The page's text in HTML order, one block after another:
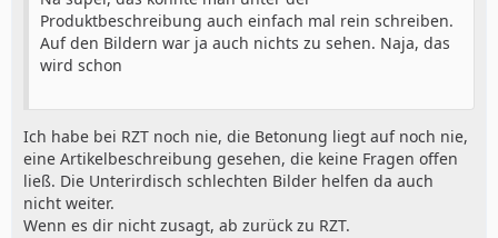
Produktbeschreibung auch einfach mal rein schreiben.
Auf den Bildern war ja auch nichts zu sehen. Naja, das
wird schon
Ich habe bei RZT noch nie, die Betonung liegt auf noch nie,
eine Artikelbeschreibung gesehen, die keine Fragen offen
ließ. Die Unterirdisch schlechten Bilder helfen da auch
nicht weiter.
Wenn es dir nicht zusagt, ab zurück zu RZT.